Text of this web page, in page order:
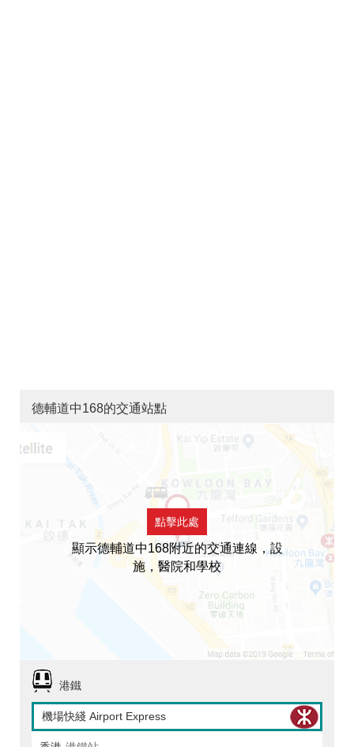
德輔道中168的交通站點
點擊此處
顯示德輔道中168附近的交通連線，設
施，醫院和學校
港鐵
機場快綫 Airport Express